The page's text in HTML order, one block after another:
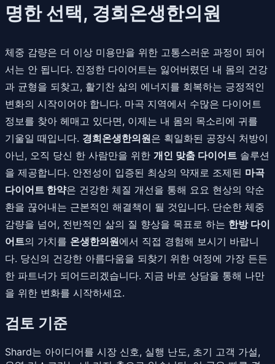
명한 선택, 경희온생한의원
체중 감량은 더 이상 미용만을 위한 고통스러운 과정이 되어
서는 안 됩니다. 진정한 다이어트는 잃어버렸던 내 몸의 건강
과 균형을 되찾고, 활기찬 삶의 에너지를 회복하는 긍정적인
변화의 시작이어야 합니다. 마곡 지역에서 수많은 다이어트
정보를 찾아 헤매고 있다면, 이제는 내 몸의 목소리에 귀를
기울일 때입니다. 경희온생한의원은 획일화된 공장식 처방이
아닌, 오직 당신 한 사람만을 위한 개인 맞춤 다이어트 솔루션
을 제공합니다. 안전성이 입증된 최상의 약재로 조제된 마곡
다이어트 한약은 건강한 체질 개선을 통해 요요 현상의 악순
환을 끊어내는 근본적인 해결책이 될 것입니다. 단순한 체중
감량을 넘어, 전반적인 삶의 질 향상을 목표로 하는 한방 다이
어트의 가치를 온생한의원에서 직접 경험해 보시기 바랍니
다. 당신의 건강한 아름다움을 되찾기 위한 여정에 가장 든든
한 파트너가 되어드리겠습니다. 지금 바로 상담을 통해 나만
을 위한 변화를 시작하세요.
검토 기준
Shard는 아이디어를 시장 신호, 실행 난도, 초기 고객 가설,